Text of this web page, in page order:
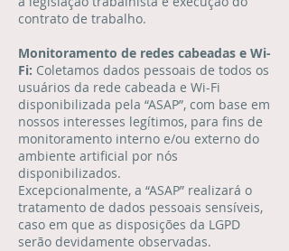
contrato de trabalho.
Monitoramento de redes cabeadas e Wi-
Fi: Coletamos dados pessoais de todos os
usuários da rede cabeada e Wi-Fi
disponibilizada pela “ASAP”, com base em
nossos interesses legítimos, para fins de
monitoramento interno e/ou externo do
ambiente artificial por nós
disponibilizados.
Excepcionalmente, a “ASAP” realizará o
tratamento de dados pessoais sensíveis,
caso em que as disposições da LGPD
serão devidamente observadas.